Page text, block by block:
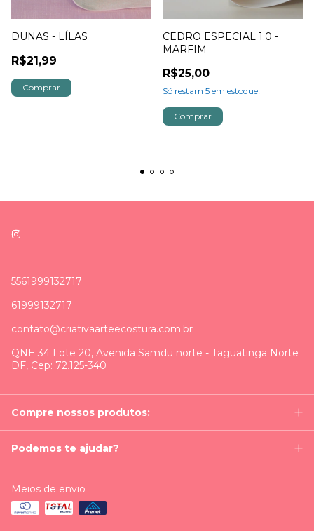
DUNAS - LÍLAS
R$21,99
CEDRO ESPECIAL 1.0 -
MARFIM
R$25,00
Só restam 5 em estoque!
5561999132717
61999132717
contato@criativaarteecostura.com.br
QNE 34 Lote 20, Avenida Samdu norte - Taguatinga Norte
DF, Cep: 72.125-340
Compre nossos produtos:
Podemos te ajudar?
Meios de envio